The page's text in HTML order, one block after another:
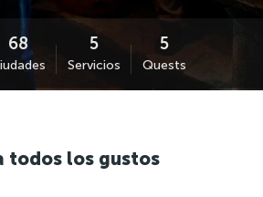
Servicios Quests
todos los gustos